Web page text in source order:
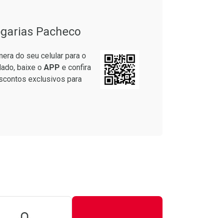
Pacheco
do seu celular para o
baixe o APP e confira
exclusivos para